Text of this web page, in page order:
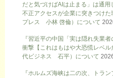
だと気づけばAIは止まる」は通
不正アクセスが企業に突きつけ
プレス 小林 啓倫）について
『習近平の中国「実は隠れ失業
衝撃【これはもはや大恐慌レベ
代ビジネス 石平）について
『ホルムズ海峡は二の次、トラ